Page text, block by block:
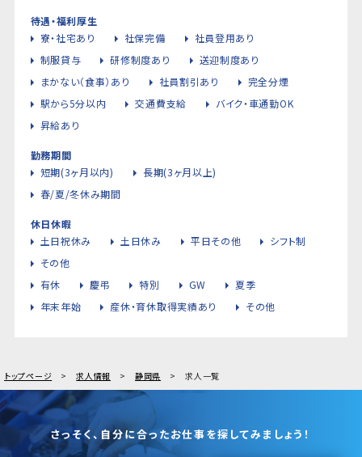
待遇・福利厚生
寮・社宅あり
社保完備
社員登用あり
制服貸与
研修制度あり
送迎制度あり
まかない（食事）あり
社員割引あり
完全分煙
駅から5分以内
交通費支給
バイク・車通勤OK
昇給あり
勤務期間
短期(3ヶ月以内)
長期(3ヶ月以上)
春/夏/冬休み期間
休日休暇
土日祝休み
土日休み 平日その他
シフト制
その他
有休
慶弔 特別 GW
夏季
年末年始
産休・育休取得実績あり その他
トップページ 求人情報 静岡県 求人一覧
さっそく、自分に合ったお仕事を探してみましょう！